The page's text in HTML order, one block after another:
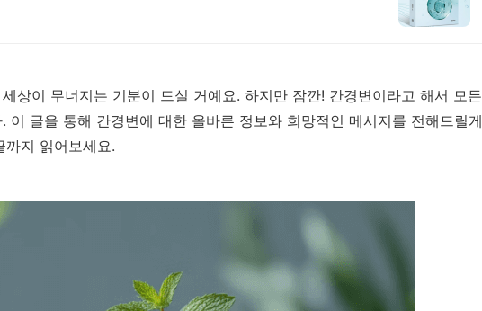
상이 무너지는 기분이 드실 거예요. 하지만 잠깐! 간경변이라고 해서 모든
이 글을 통해 간경변에 대한 올바른 정보와 희망적인 메시지를 전해드릴게
까지 읽어보세요.